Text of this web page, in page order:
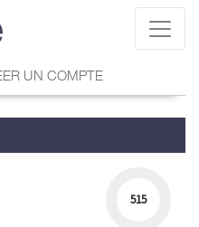
UN COMPTE
515